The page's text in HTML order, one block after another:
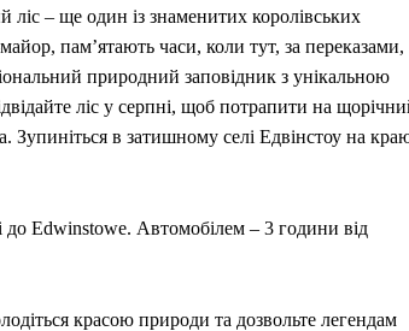
– ще один із знаменитих королівських
пам’ятають часи, коли тут, за переказами,
природний заповідник з унікальною
ліс у серпні, щоб потрапити на
Зупиніться в затишному селі Едвінстоу на
до Edwinstowe. Автомобілем – 3 години від
красою природи та дозвольте легендам